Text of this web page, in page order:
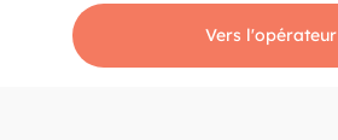
Vers l'opérateur